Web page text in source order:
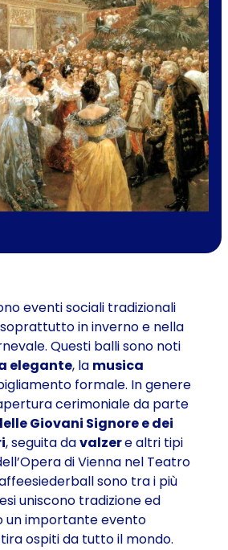
eventi sociali tradizionali
in inverno e nella
Questi balli sono noti
elegante, la musica
formale. In genere
cerimoniale da parte
Giovani Signore e dei
, seguita davalzere altri tipi
di Vienna nel Teatro
sono tra i più
uniscono tradizione ed
un importante evento
ospiti da tutto il mondo.